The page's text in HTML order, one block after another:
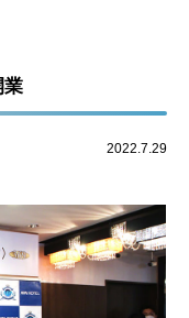
業
2022.7.29